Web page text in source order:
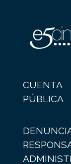
CUENTA
PÚBLICA